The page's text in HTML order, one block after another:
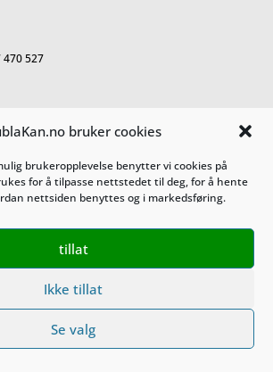
bruker cookies
brukeropplevelse benytter vi cookies på
for å tilpasse nettstedet til deg, for å hente
nettsiden benyttes og i markedsføring.
tillat
Ikke tillat
Se valg
470 527